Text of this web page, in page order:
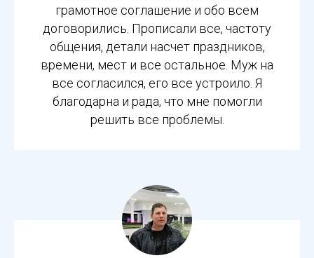
грамотное соглашение и обо всем
договорились. Прописали все, частоту
общения, детали насчет праздников,
времени, мест и все остальное. Муж на
все согласился, его все устроило. Я
благодарна и рада, что мне помогли
решить все проблемы.